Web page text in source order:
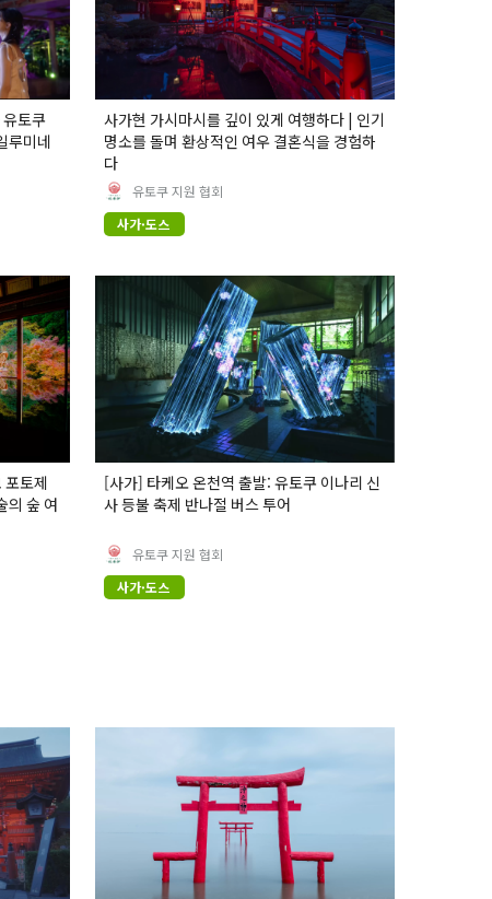
토쿠
루미네
사가현 가시마시를 깊이 있게 여행하다 | 인기
명소를 돌며 환상적인 여우 결혼식을 경험하
다
유토쿠 지원 협회
사가·도스
포토제
의 숲 여
[사가] 타케오 온천역 출발: 유토쿠 이나리 신
사 등불 축제 반나절 버스 투어
유토쿠 지원 협회
사가·도스